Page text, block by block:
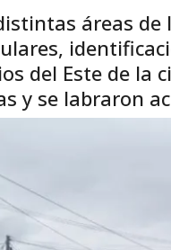
áreas
del Este de la
y se labraron